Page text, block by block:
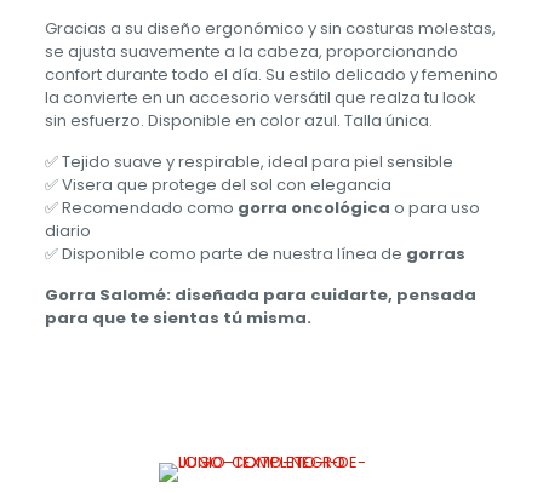
Gracias a su diseño ergonómico y sin costuras molestas,
se ajusta suavemente a la cabeza, proporcionando
confort durante todo el día. Su estilo delicado y femenino
la convierte en un accesorio versátil que realza tu look
sin esfuerzo. Disponible en color azul. Talla única.
✅ Tejido suave y respirable, ideal para piel sensible
✅ Visera que protege del sol con elegancia
✅ Recomendado como gorra oncológica o para uso
diario
✅ Disponible como parte de nuestra línea de gorras
Gorra Salomé: diseñada para cuidarte, pensada
para que te sientas tú misma.